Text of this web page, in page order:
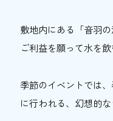
敷地内にある「音羽
ご利益を願って水を飲
季節のイベントでは
に行われる、幻想的